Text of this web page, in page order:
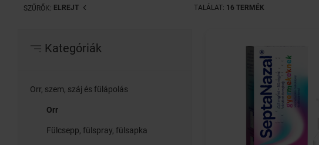
SZŰRŐK: ELREJT TALÁLAT: 16 TERMÉK
Kategóriák
Orr, szem, száj és fülápolás
Orr
Fülcsepp, fülspray, fülsapka